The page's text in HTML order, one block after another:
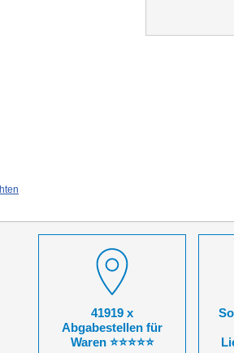
41919 x
Abgabestellen für
Waren ⭐⭐⭐⭐⭐